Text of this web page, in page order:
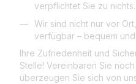
verpflichtet Sie zu nichts.
Wir sind nicht nur vor
verfügbar – bequem
Ihre Zufriedenheit und
Stelle! Vereinbaren Sie
überzeugen Sie sich von